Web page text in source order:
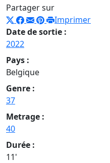
Partager sur
Imprimer
Date de sortie :
2022
Pays :
Belgique
Genre :
37
Metrage :
40
Durée :
11'